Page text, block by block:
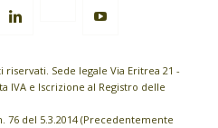
Sede legale Via Eritrea 21 -
IVA e Iscrizione al Registro delle
76 del 5.3.2014 (Precedentemente